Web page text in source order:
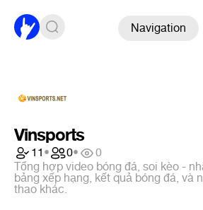
Navigation
Vinsports
11• 0•
0
Tổng hợp video bóng đá, soi kèo -
bảng xếp hạng, kết quả bóng đá, và
thao khác.